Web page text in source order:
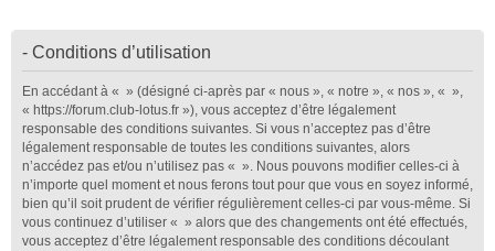
- Conditions d’utilisation
En accédant à « » (désigné ci-après par « nous », « notre », « nos », « »,
« https://forum.club-lotus.fr »), vous acceptez d’être légalement
responsable des conditions suivantes. Si vous n’acceptez pas d’être
légalement responsable de toutes les conditions suivantes, alors
n’accédez pas et/ou n’utilisez pas « ». Nous pouvons modifier celles-ci à
n’importe quel moment et nous ferons tout pour que vous en soyez informé,
bien qu’il soit prudent de vérifier régulièrement celles-ci par vous-même. Si
vous continuez d’utiliser « » alors que des changements ont été effectués,
vous acceptez d’être légalement responsable des conditions découlant